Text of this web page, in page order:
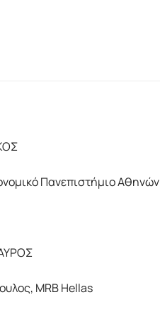
Πανεπιστήμιο Αθηνών
MRB Hellas